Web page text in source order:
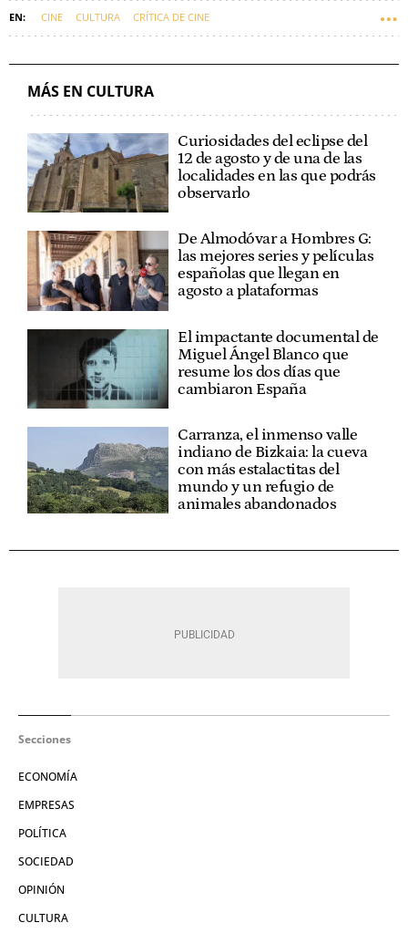
CINE CULTURA CRÍTICA DE CINE
MÁS EN CULTURA
Curiosidades del eclipse del
12 de agosto y de una de las
localidades en las que podrás
observarlo
De Almodóvar a Hombres G:
las mejores series y películas
españolas que llegan en
agosto a plataformas
El impactante documental de
Miguel Ángel Blanco que
resume los dos días que
cambiaron España
Carranza, el inmenso valle
indiano de Bizkaia: la cueva
con más estalactitas del
mundo y un refugio de
animales abandonados
Secciones
ECONOMÍA
EMPRESAS
POLÍTICA
SOCIEDAD
OPINIÓN
CULTURA